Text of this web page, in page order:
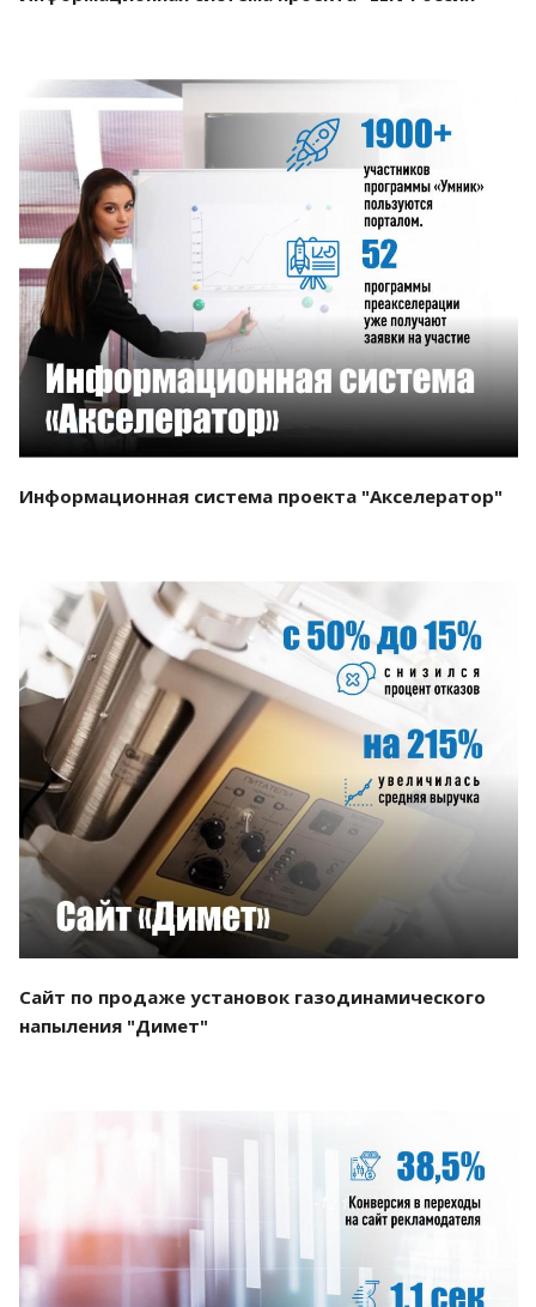
Смотреть проект
Информационная система проекта "Акселератор"
Смотреть проект
Сайт по продаже установок газодинамического
напыления "Димет"